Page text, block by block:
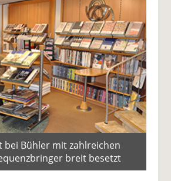
bei Bühler mit zahlreichen
breit besetzt